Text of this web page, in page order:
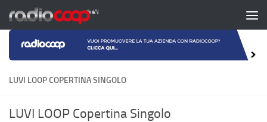
Salta al contenuto
LUVI LOOP COPERTINA SINGOLO
LUVI LOOP Copertina Singolo